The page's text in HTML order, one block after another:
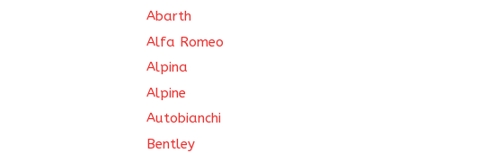
Abarth
Alfa Romeo
Alpina
Alpine
Autobianchi
Bentley